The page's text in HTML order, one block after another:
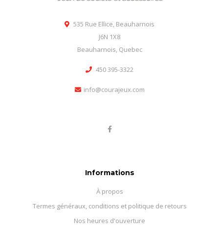
535 Rue Ellice, Beauharnois
J6N 1X8
Beauharnois, Quebec
450 395-3322
info@courajeux.com
Informations
À propos
Termes généraux, conditions et politique de retours
Nos heures d'ouverture